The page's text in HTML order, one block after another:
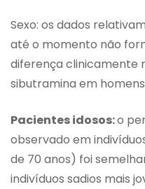
Sexo: os dados
até o momento não
diferença clinicamente
sibutramina em
Pacientes idosos:o
observado em
de 70 anos) foi
indivíduos sadios mais